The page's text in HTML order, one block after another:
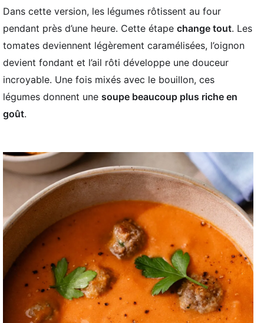
Dans cette version, les légumes rôtissent au four
pendant près d’une heure. Cette étape change tout. Les
tomates deviennent légèrement caramélisées, l’oignon
devient fondant et l’ail rôti développe une douceur
incroyable. Une fois mixés avec le bouillon, ces
légumes donnent une soupe beaucoup plus riche en
goût.